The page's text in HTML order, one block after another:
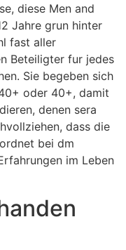
diese Men and
Jahre grun hinter
fast aller
Beteiligter fur jedes
Sie begeben sich
oder 40+, damit
denen sera
dass die
bei dm
im Leben